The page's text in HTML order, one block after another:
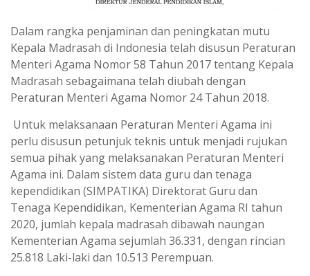
Dalam rangka penjaminan dan peningkatan mutu
Kepala Madrasah di Indonesia telah disusun Peraturan
Menteri Agama Nomor 58 Tahun 2017 tentang Kepala
Madrasah sebagaimana telah diubah dengan
Peraturan Menteri Agama Nomor 24 Tahun 2018.
Untuk melaksanaan Peraturan Menteri Agama ini
perlu disusun petunjuk teknis untuk menjadi rujukan
semua pihak yang melaksanakan Peraturan Menteri
Agama ini. Dalam sistem data guru dan tenaga
kependidikan (SIMPATIKA) Direktorat Guru dan
Tenaga Kependidikan, Kementerian Agama RI tahun
2020, jumlah kepala madrasah dibawah naungan
Kementerian Agama sejumlah 36.331, dengan rincian
25.818 Laki-laki dan 10.513 Perempuan.